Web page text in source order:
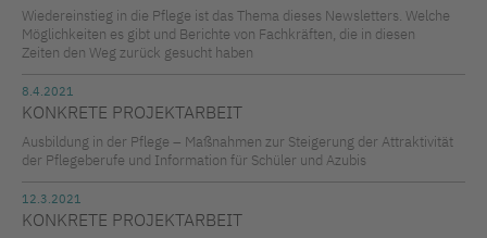
Wiedereinstieg in die Pflege ist das Thema dieses Newsletters. Welche
Möglichkeiten es gibt und Berichte von Fachkräften, die in diesen
Zeiten den Weg zurück gesucht haben
8.4.2021
KONKRETE PROJEKTARBEIT
Ausbildung in der Pflege – Maßnahmen zur Steigerung der Attraktivität
der Pflegeberufe und Information für Schüler und Azubis
12.3.2021
KONKRETE PROJEKTARBEIT